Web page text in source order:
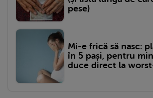
pese)
Mi-e frică să nasc:
în 5 pași, pentru
duce direct la